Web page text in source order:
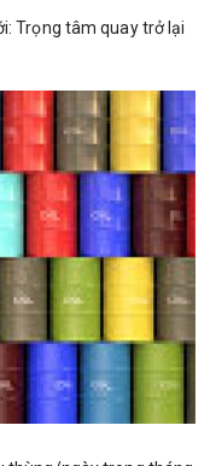
Trọng tâm quay trở lại